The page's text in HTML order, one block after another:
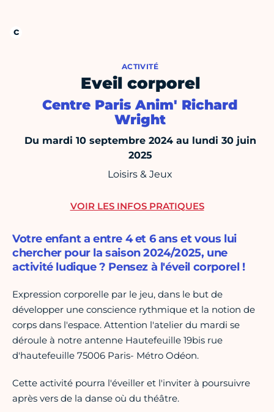
ACTIVITÉ
Eveil corporel
Centre Paris Anim' Richard
Wright
Du mardi 10 septembre 2024 au lundi 30 juin
2025
Loisirs & Jeux
Votre enfant a entre 4 et 6 ans et vous lui
chercher pour la saison 2024/2025, une
activité ludique ? Pensez à l'éveil corporel !
Expression corporelle par le jeu, dans le but de
développer une conscience rythmique et la notion de
corps dans l'espace. Attention l'atelier du mardi se
déroule à notre antenne Hautefeuille 19bis rue
d'hautefeuille 75006 Paris- Métro Odéon.
Cette activité pourra l'éveiller et l'inviter à poursuivre
après vers de la danse où du théâtre.
VOIR LES INFOS PRATIQUES